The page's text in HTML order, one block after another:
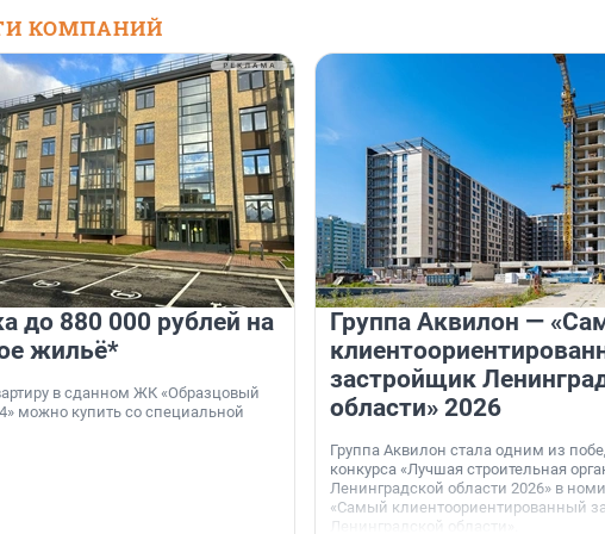
КОМПАНИЙ
до 880 000 рублей на
жильё*
в сданном ЖК «Образцовый
можно купить со специальной
Группа Аквилон —
застройщик
области» 2026
Группа Аквилон стала одним из
конкурса «Лучшая строительная
Ленинградской области 2026» в
«Самый клиентоориентированный
Ленинградской области».